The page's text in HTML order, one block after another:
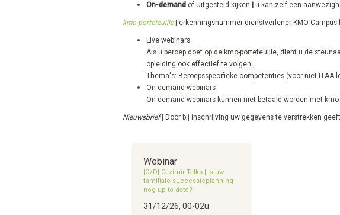
On-demand of Uitgesteld kijken u kan zelf een
kmo-portefeuille| erkenningsnummer dienstverlener KMO Campus
Live webinars
Als u beroep doet op de kmo-portefeuille, dient u de
opleiding ook effectief te volgen.
Thema's: Beroepsspecifieke competenties ​(voor niet-
On-demand webinars
On demand webinars kunnen niet betaald worden met
Nieuwsbrief | Door bij inschrijving uw gegevens te verstrekken
Webinar
[O/D] Cazimir Talks | Is uw
familiale successieplanning
nog up-to-date?
31/12/26, 00-02u